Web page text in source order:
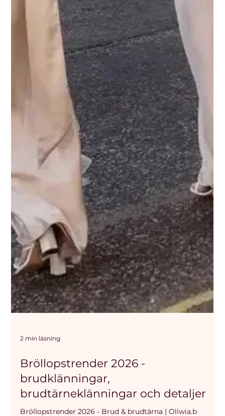
Bröllopstrender 2026 -
brudklänningar,
brudtärneklänningar och detaljer